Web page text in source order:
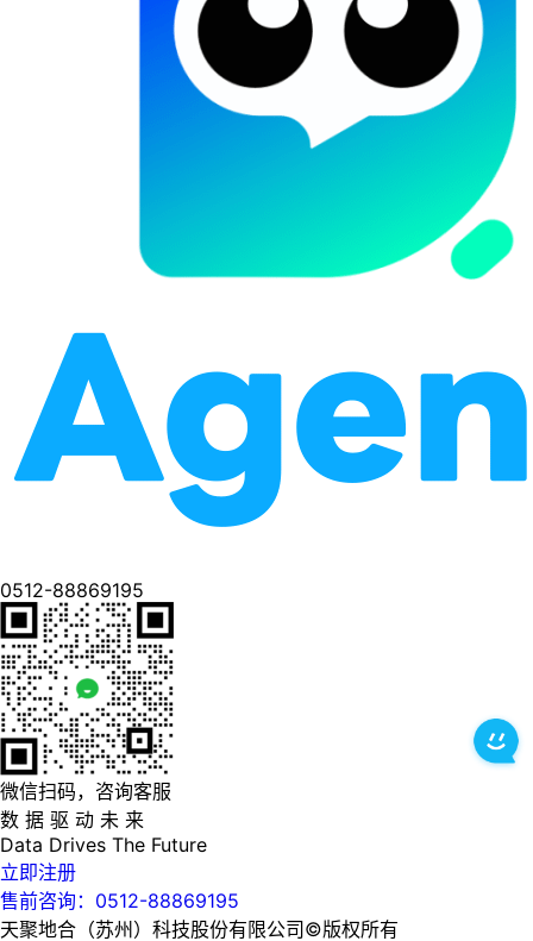
0512-88869195
微信扫码，咨询客服
数 据 驱 动 未 来
Data Drives The Future
立即注册
售前咨询：0512-88869195
天聚地合（苏州）科技股份有限公司©版权所有